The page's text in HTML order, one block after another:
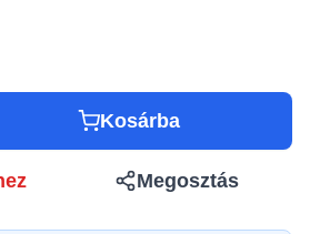
Kosárba
Megosztás